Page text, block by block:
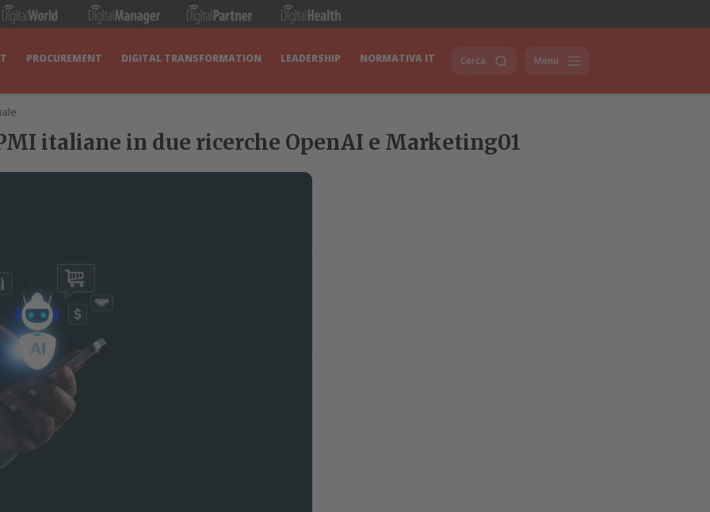
PROCUREMENT DIGITAL TRANSFORMATION LEADERSHIP NORMATIVA IT Cerca Menu
italiane in due ricerche OpenAI e Marketing01